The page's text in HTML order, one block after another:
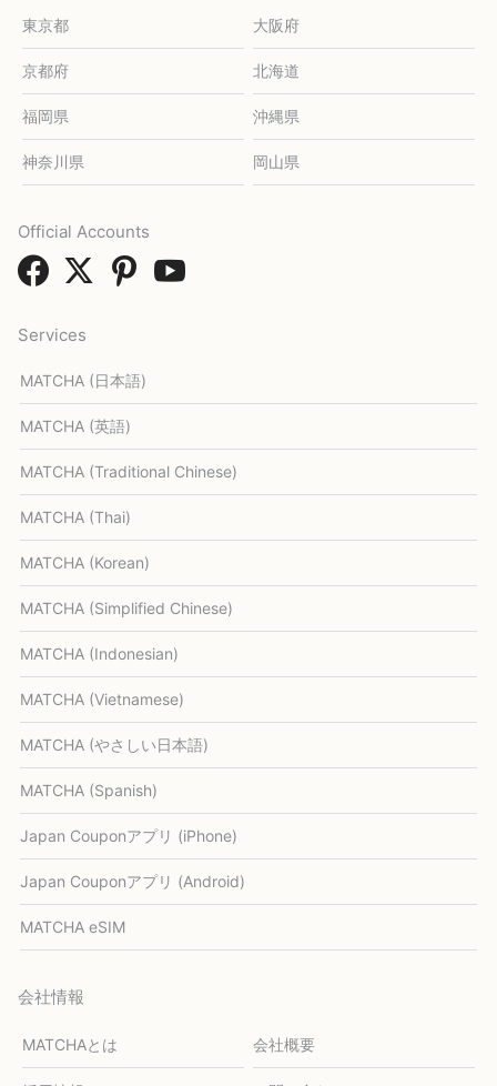
東京都 大阪府
京都府 北海道
福岡県 沖縄県
神奈川県 岡山県
Services
MATCHA (日本語)
MATCHA (英語)
MATCHA (Traditional Chinese)
MATCHA (Thai)
MATCHA (Korean)
MATCHA (Simplified Chinese)
MATCHA (Indonesian)
MATCHA (Vietnamese)
MATCHA (やさしい日本語)
MATCHA (Spanish)
Japan Couponアプリ (iPhone)
Japan Couponアプリ (Android)
MATCHA eSIM
会社情報
MATCHAとは 会社概要
Official Accounts